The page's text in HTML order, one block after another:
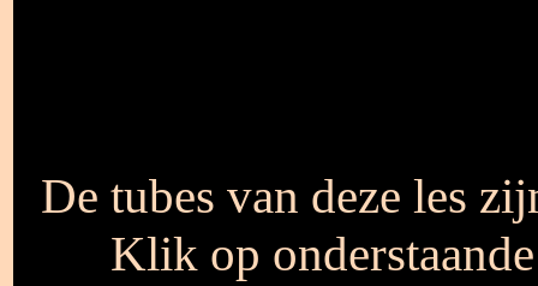
De tubes van deze les
Klik op